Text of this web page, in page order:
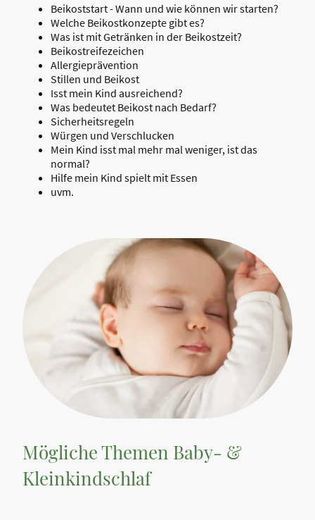
Beikoststart - Wann und wie können wir starten?
Welche Beikostkonzepte gibt es?
Was ist mit Getränken in der Beikostzeit?
Beikostreifezeichen
Allergieprävention
Stillen und Beikost
Isst mein Kind ausreichend?
Was bedeutet Beikost nach Bedarf?
Sicherheitsregeln
Würgen und Verschlucken
Mein Kind isst mal mehr mal weniger, ist das
normal?
Hilfe mein Kind spielt mit Essen
uvm.
Mögliche Themen Baby- &
Kleinkindschlaf